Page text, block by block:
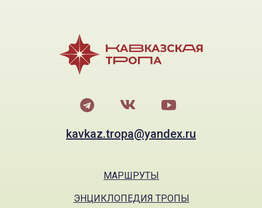
kavkaz.tropa@yandex.ru
ЭНЦИКЛОПЕДИЯ ТРОПЫ
МАРШРУТЫ